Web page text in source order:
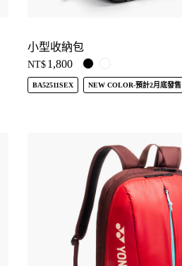
小型收納包
NT$ 1,800
BA52511SEX NEW COLOR-預計2月底發售